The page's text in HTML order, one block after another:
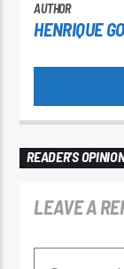
AUTHOR
HENRIQUE
READER'S
LEAVE A